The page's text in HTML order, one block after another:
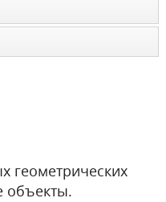
геометрических
объекты.